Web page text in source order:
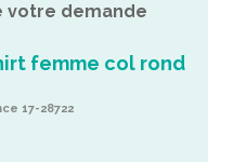
votre demande
femme col rond
17-28722